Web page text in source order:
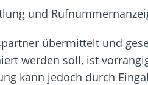
abschalten
kommen
gestärkt
übermittelt und
werden soll, ist
kann jedoch durch